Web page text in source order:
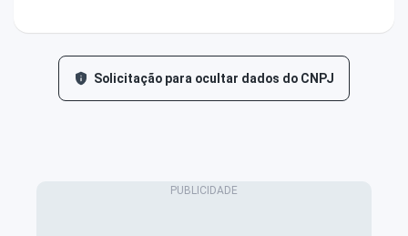
Solicitação para ocultar dados do CNPJ